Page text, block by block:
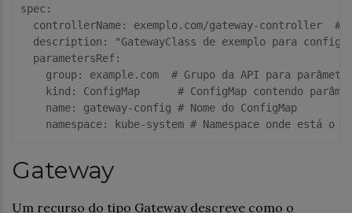
spec:
  controllerName:
exemplo.com/gateway-controller #
  description:
"GatewayClass de exemplo para
  parametersRef:
    group:
example.com # Grupo da API para
    kind:
ConfigMap # ConfigMap contendo
    name:
gateway-config # Nome do ConfigMap
    namespace:
kube-system # Namespace onde está o
Gateway
Um recurso do tipo Gateway descreve como o